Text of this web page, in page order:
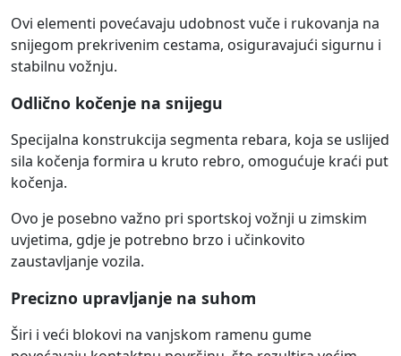
Ovi elementi povećavaju udobnost vuče i rukovanja na
snijegom prekrivenim cestama, osiguravajući sigurnu i
stabilnu vožnju.
Odlično kočenje na snijegu
Specijalna konstrukcija segmenta rebara, koja se uslijed
sila kočenja formira u kruto rebro, omogućuje kraći put
kočenja.
Ovo je posebno važno pri sportskoj vožnji u zimskim
uvjetima, gdje je potrebno brzo i učinkovito
zaustavljanje vozila.
Precizno upravljanje na suhom
Širi i veći blokovi na vanjskom ramenu gume